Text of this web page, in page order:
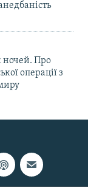
ночей. Про
операції з